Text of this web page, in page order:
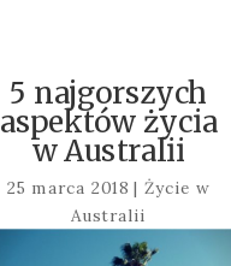
5 najgorszych
aspektów życia
w Australii
25 marca 2018 | Życie w
Australii